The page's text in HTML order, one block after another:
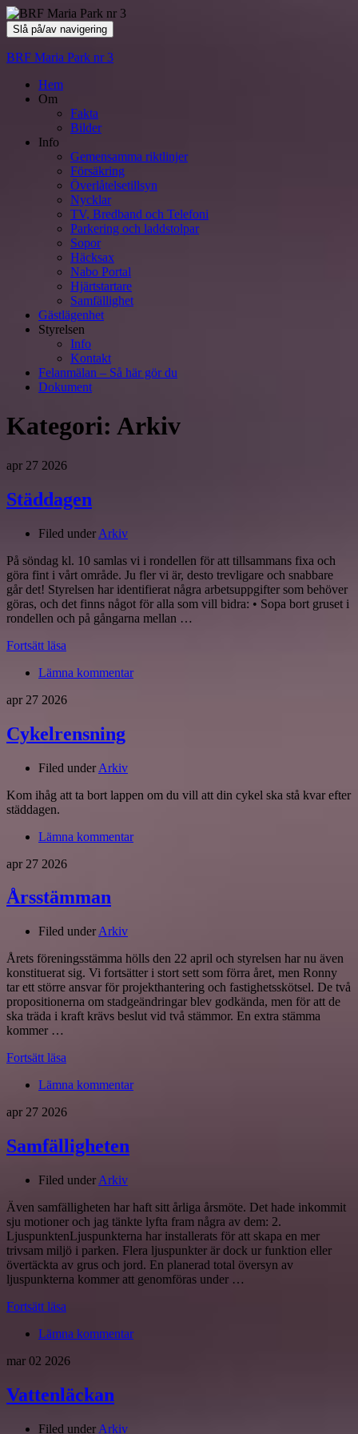
Slå på/av navigering
BRF Maria Park nr 3
Hem
Om
Fakta
Bilder
Info
Gemensamma riktlinjer
Försäkring
Överlåtelsetillsyn
Nycklar
TV, Bredband och Telefoni
Parkering och laddstolpar
Sopor
Häcksax
Nabo Portal
Hjärtstartare
Samfällighet
Gästlägenhet
Styrelsen
Info
Kontakt
Felanmälan – Så här gör du
Dokument
Kategori: Arkiv
apr 27 2026
Städdagen
Filed under Arkiv
På söndag kl. 10 samlas vi i rondellen för att tillsammans fixa och
göra fint i vårt område. Ju fler vi är, desto trevligare och snabbare
går det! Styrelsen har identifierat några arbetsuppgifter som behöver
göras, och det finns något för alla som vill bidra: • Sopa bort gruset i
rondellen och på gångarna mellan …
Fortsätt läsa
Lämna kommentar
apr 27 2026
Cykelrensning
Filed underArkiv
Kom ihåg att ta bort lappen om du vill att din cykel ska stå kvar efter
städdagen.
Lämna kommentar
apr 27 2026
Årsstämman
Filed underArkiv
Årets föreningsstämma hölls den 22 april och styrelsen har nu även
konstituerat sig. Vi fortsätter i stort sett som förra året, men Ronny
tar ett större ansvar för projekthantering och fastighetsskötsel. De två
propositionerna om stadgeändringar blev godkända, men för att de
ska träda i kraft krävs beslut vid två stämmor. En extra stämma
kommer …
Fortsätt läsa
Lämna kommentar
apr 27 2026
Samfälligheten
Filed under Arkiv
Även samfälligheten har haft sitt årliga årsmöte. Det hade inkommit
sju motioner och jag tänkte lyfta fram några av dem: 2.
LjuspunktenLjuspunkterna har installerats för att skapa en mer
trivsam miljö i parken. Flera ljuspunkter är dock ur funktion eller
övertäckta av grus och jord. En planerad total översyn av
ljuspunkterna kommer att genomföras under …
Fortsätt läsa
Lämna kommentar
mar 02 2026
Vattenläckan
Filed under Arkiv